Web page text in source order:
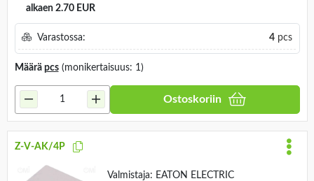
alkaen 2.70 EUR
Varastossa: 4pcs
Määrä pcs(monikertaisuus: 1)
Ostoskoriin
Z-V-AK/4P
Valmistaja: EATON ELECTRIC